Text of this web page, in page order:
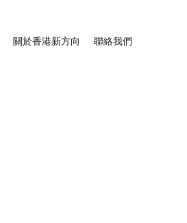
關於香港新方向 聯絡我們